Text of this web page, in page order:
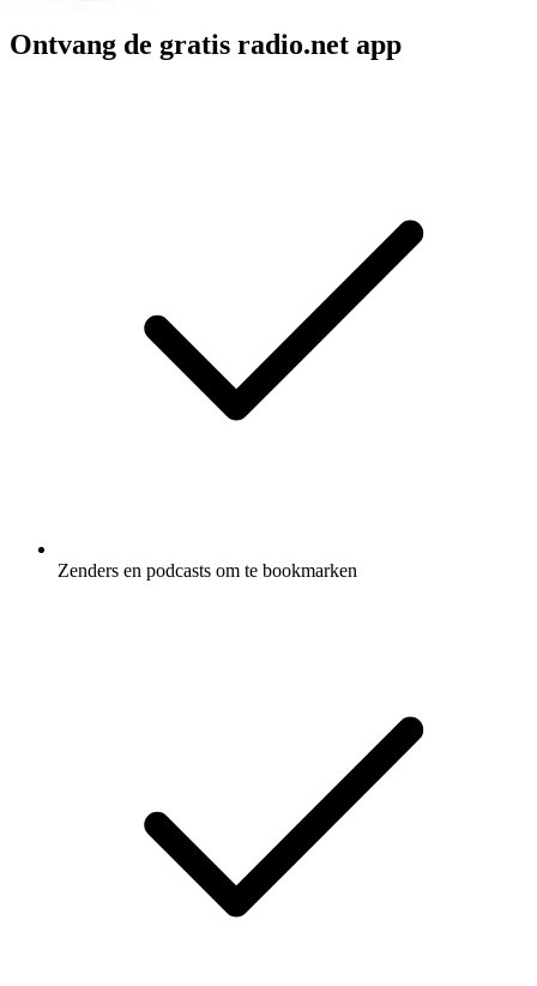
Ontvang de gratis radio.net app
Zenders en podcasts om te bookmarken